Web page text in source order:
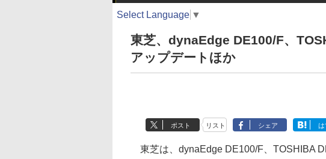
Select Language ▼
東芝、dynaEdge DE100/F、
アップデートほか
ポスト リスト シェア は
東芝は、dynaEdge DE100/F、TOSHIBA